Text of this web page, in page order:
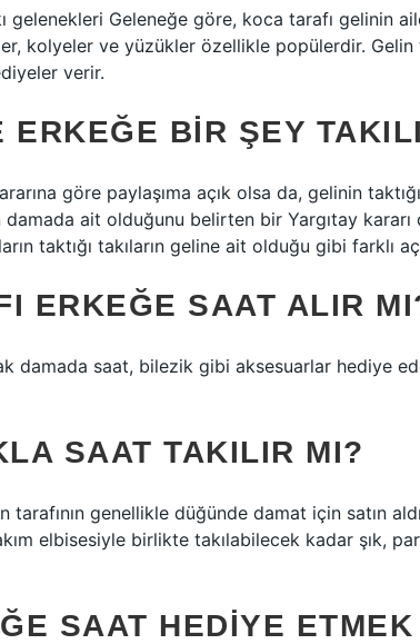
gelenekleri Geleneğe göre, koca tarafı gelinin
kolyeler ve yüzükler özellikle popülerdir.
verir.
ERKEĞE BIR ŞEY
göre paylaşıma açık olsa da, gelinin
damada ait olduğunu belirten bir Yargıtay
taktığı takıların geline ait olduğu gibi farklı
ERKEĞE SAAT ALIR
damada saat, bilezik gibi aksesuarlar hediye
SAAT TAKILIR MI?
tarafının genellikle düğünde damat için satın
elbisesiyle birlikte takılabilecek kadar şık,
SAAT HEDIYE